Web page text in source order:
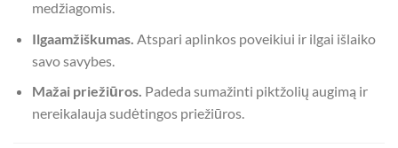
medžiagomis.
Ilgaamžiškumas. Atspari aplinkos poveikiui ir ilgai išlaiko
savo savybes.
Mažai priežiūros. Padeda sumažinti piktžolių augimą ir
nereikalauja sudėtingos priežiūros.